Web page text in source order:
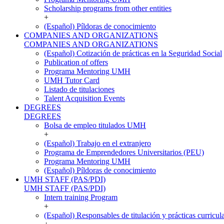
Scholarship programs from other entities
+
(Español) Píldoras de conocimiento
COMPANIES AND ORGANIZATIONS
COMPANIES AND ORGANIZATIONS
(Español) Cotización de prácticas en la Seguridad Social
Publication of offers
Programa Mentoring UMH
UMH Tutor Card
Listado de titulaciones
Talent Acquisition Events
DEGREES
DEGREES
Bolsa de empleo titulados UMH
+
(Español) Trabajo en el extranjero
Programa de Emprendedores Universitarios (PEU)
Programa Mentoring UMH
(Español) Píldoras de conocimiento
UMH STAFF (PAS/PDI)
UMH STAFF (PAS/PDI)
Intern training Program
+
(Español) Responsables de titulación y prácticas